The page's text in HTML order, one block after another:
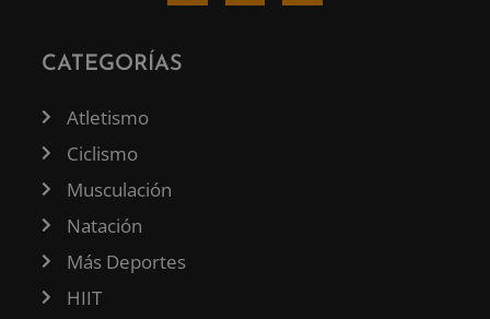
CATEGORÍAS
Atletismo
Ciclismo
Musculación
Natación
Más Deportes
HIIT